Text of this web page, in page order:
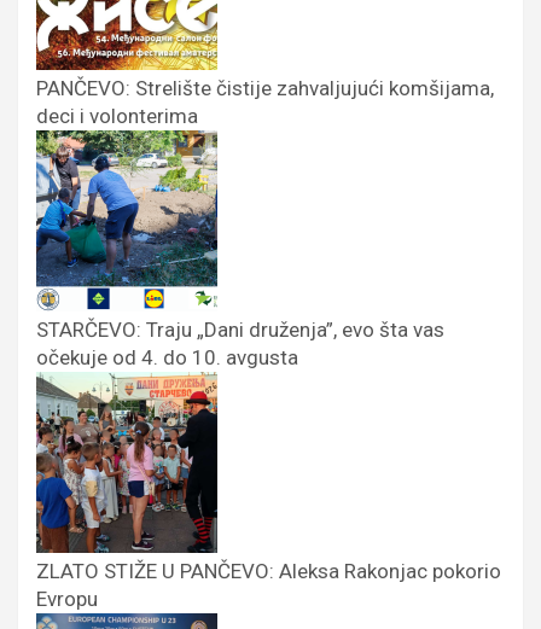
PANČEVO: Strelište čistije zahvaljujući komšijama,
deci i volonterima
STARČEVO: Traju „Dani druženja”, evo šta vas
očekuje od 4. do 10. avgusta
ZLATO STIŽE U PANČEVO: Aleksa Rakonjac pokorio
Evropu